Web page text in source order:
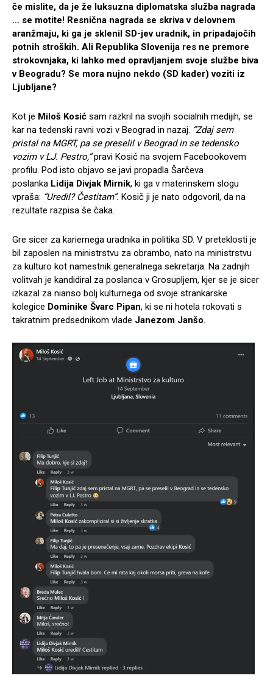
če mislite, da je že luksuzna diplomatska služba nagrada
… se motite! Resnična nagrada se skriva v delovnem
aranžmaju, ki ga je sklenil SD-jev uradnik, in pripadajočih
potnih stroških. Ali Republika Slovenija res ne premore
strokovnjaka, ki lahko med opravljanjem svoje službe biva
v Beogradu? Se mora nujno nekdo (SD kader) voziti iz
Ljubljane?
Kot je Miloš Kosić sam razkril na svojih socialnih medijih, se
kar na tedenski ravni vozi v Beograd in nazaj. “Zdaj sem
pristal na MGRT, pa se preselil v Beograd in se tedensko
vozim v LJ. Pestro,”pravi Kosić na svojem Facebookovem
profilu. Pod isto objavo se javi propadla Šarčeva
poslanka Lidija Divjak Mirnik, ki ga v materinskem slogu
vpraša: “Uredil? Čestitam”. Kosič ji je nato odgovoril, da na
rezultate razpisa še čaka.
Gre sicer za kariernega uradnika in politika SD. V preteklosti je
bil zaposlen na ministrstvu za obrambo, nato na ministrstvu
za kulturo kot namestnik generalnega sekretarja. Na zadnjih
volitvah je kandidiral za poslanca v Grosupljem, kjer se je sicer
izkazal za nianso bolj kulturnega od svoje strankarske
kolegice Dominike Švarc Pipan, ki se ni hotela rokovati s
takratnim predsednikom vlade Janezom Janšo.